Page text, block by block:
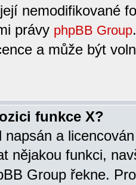
nemodifikované
právy phpBB Group
a může být
funkce X?
napsán a
nějakou funkci,
Group řekne.